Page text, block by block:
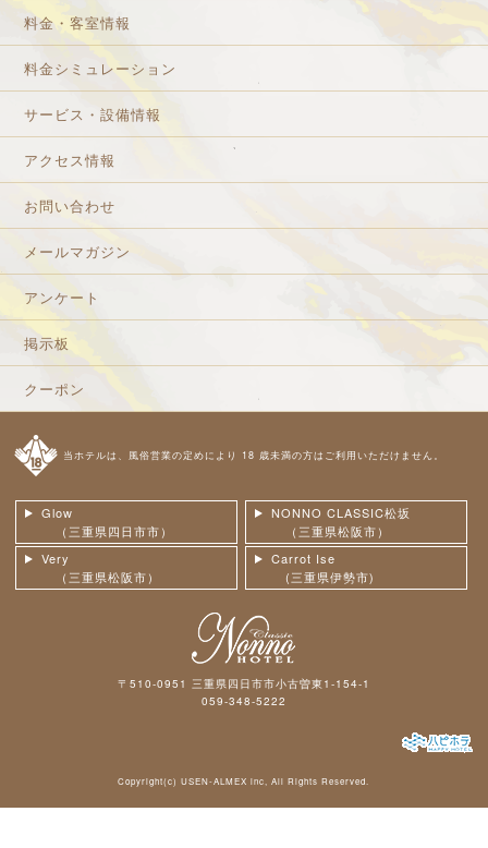
料金・客室情報
料金シミュレーション
サービス・設備情報
アクセス情報
お問い合わせ
メールマガジン
アンケート
掲示板
クーポン
当ホテルは、風俗営業の定めにより 18 歳未満の方はご利用いただけません。
Glow
（三重県四日市市）
NONNO CLASSIC松坂
（三重県松阪市）
Very
（三重県松阪市）
Carrot Ise
(三重県伊勢市)
〒510-0951 三重県四日市市小古曽東1-154-1
059-348-5222
Copyright(c)USEN-ALMEX inc, All Rights Reserved.